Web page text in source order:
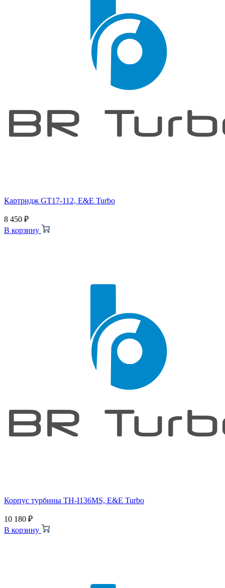
Картридж GT17-112, E&E Turbo
8 450 ₽
В корзину
Корпус турбины TH-I136MS, E&E Turbo
10 180 ₽
В корзину